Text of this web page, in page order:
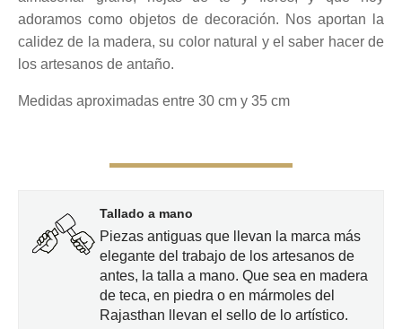
adoramos como objetos de decoración. Nos aportan la
calidez de la madera, su color natural y el saber hacer de
los artesanos de antaño.
Medidas aproximadas entre 30 cm y 35 cm
Tallado a mano
Piezas antiguas que llevan la marca más
elegante del trabajo de los artesanos de
antes, la talla a mano. Que sea en madera
de teca, en piedra o en mármoles del
Rajasthan llevan el sello de lo artístico.